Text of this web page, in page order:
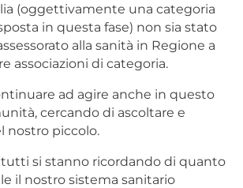
(oggettivamente una categoria
in questa fase) non sia stato
alla sanità in Regione a
associazioni di categoria.
ad agire anche in questo
cercando di ascoltare e
nostro piccolo.
si stanno ricordando di quanto
il nostro sistema sanitario